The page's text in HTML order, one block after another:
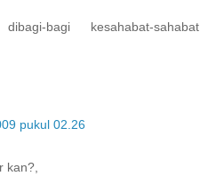
bagi kesahabat-sahabat
pukul 02.26
kan?,